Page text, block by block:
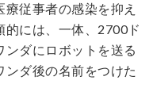
従事者の感染を抑え
的には、一体、2700ド
ダにロボットを送る
ダ後の名前をつけた